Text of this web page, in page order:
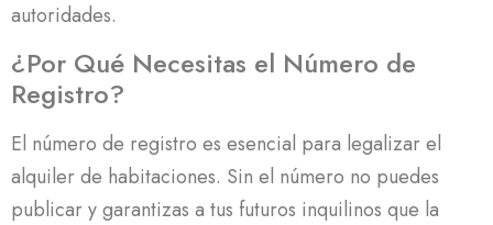
autoridades.
¿Por Qué Necesitas el Número de
Registro?
El número de registro es esencial para legalizar el
alquiler de habitaciones. Sin el número no puedes
publicar y garantizas a tus futuros inquilinos que la